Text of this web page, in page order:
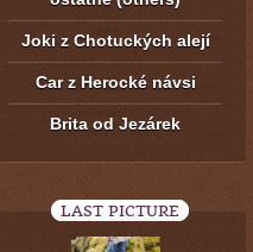
Joki z Chotuckých alejí
Car z Herocké návsi
Brita od Jezárek
LAST PICTURE